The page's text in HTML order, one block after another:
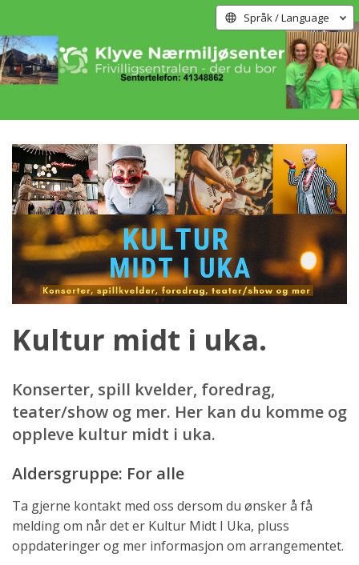
Språk / Language
Kultur midt i uka.
Konserter, spill kvelder, foredrag,
teater/show og mer. Her kan du komme og
oppleve kultur midt i uka.
Aldersgruppe: For alle
Ta gjerne kontakt med oss dersom du ønsker å få
melding om når det er Kultur Midt I Uka, pluss
oppdateringer og mer informasjon om arrangementet.